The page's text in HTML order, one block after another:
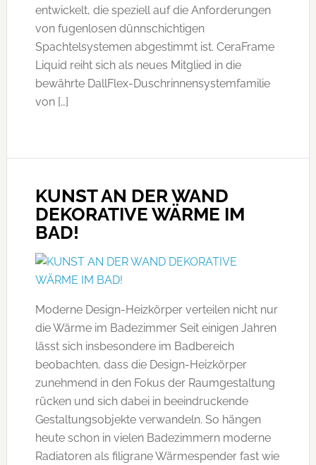
entwickelt, die speziell auf die Anforderungen
von fugenlosen dünnschichtigen
Spachtelsystemen abgestimmt ist. CeraFrame
Liquid reiht sich als neues Mitglied in die
bewährte DallFlex-Duschrinnensystemfamilie
von […]
KUNST AN DER WAND
DEKORATIVE WÄRME IM
BAD!
Moderne Design-Heizkörper verteilen nicht nur
die Wärme im Badezimmer Seit einigen Jahren
lässt sich insbesondere im Badbereich
beobachten, dass die Design-Heizkörper
zunehmend in den Fokus der Raumgestaltung
rücken und sich dabei in beeindruckende
Gestaltungsobjekte verwandeln. So hängen
heute schon in vielen Badezimmern moderne
Radiatoren als filigrane Wärmespender fast wie